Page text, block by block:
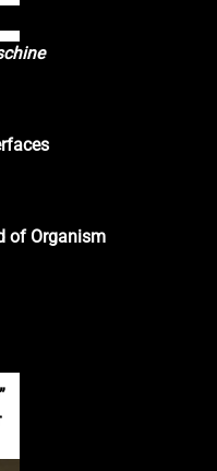
of Organism